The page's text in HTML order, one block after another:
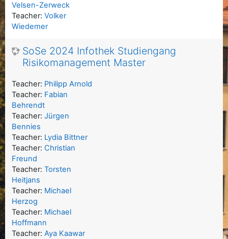
Velsen-Zerweck
Teacher: Volker
Wiedemer
SoSe 2024 Infothek Studiengang
Risikomanagement Master
Teacher: Philipp Arnold
Teacher: Fabian
Behrendt
Teacher: Jürgen
Bennies
Teacher: Lydia Bittner
Teacher: Christian
Freund
Teacher: Torsten
Heitjans
Teacher: Michael
Herzog
Teacher: Michael
Hoffmann
Teacher: Aya Kaawar